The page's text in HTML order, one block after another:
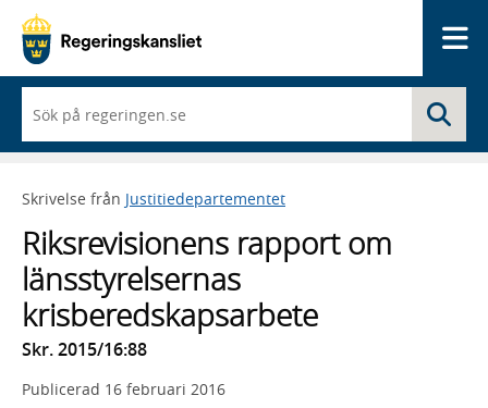
du
börjar
skriva
framträder
lista
med
sökförslag
Skrivelse från Justitiedepartementet
Riksrevisionens rapport om
länsstyrelsernas
krisberedskapsarbete
Skr. 2015/16:88
Publicerad 16 februari 2016